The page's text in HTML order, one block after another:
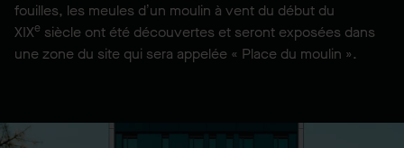
fouilles, les meules d’un moulin à vent du début du
XIXe siècle ont été découvertes et seront exposées dans
une zone du site qui sera appelée « Place du moulin ».